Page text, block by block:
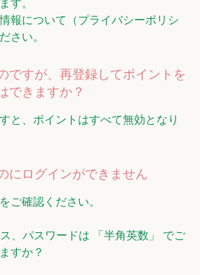
す。
報について（プライバシーポリシ
さい。
ですが、再登録してポイントを
できますか？
と、ポイントはすべて無効となり
にログインができません
ご確認ください。
、パスワードは 「半角英数」 でご
すか？